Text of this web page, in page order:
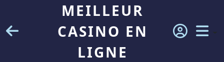
MEILLEUR
CASINO EN
LIGNE